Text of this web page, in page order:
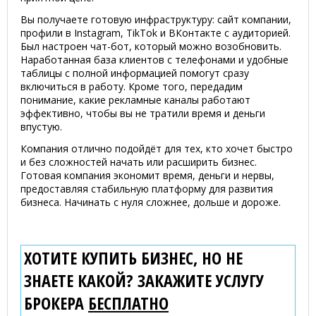
Вы получаете готовую инфраструктуру: сайт компании,
профили в Instagram, TikTok и ВКонтакте с аудиторией.
Был настроен чат-бот, который можно возобновить.
Наработанная база клиентов с телефонами и удобные
таблицы с полной информацией помогут сразу
включиться в работу. Кроме того, передадим
понимание, какие рекламные каналы работают
эффективно, чтобы вы не тратили время и деньги
впустую.
Компания отлично подойдёт для тех, кто хочет быстро
и без сложностей начать или расширить бизнес.
Готовая компания экономит время, деньги и нервы,
предоставляя стабильную платформу для развития
бизнеса. Начинать с нуля сложнее, дольше и дороже.
ХОТИТЕ КУПИТЬ БИЗНЕС, НО НЕ
ЗНАЕТЕ КАКОЙ? ЗАКАЖИТЕ УСЛУГУ
БРОКЕРА БЕСПЛАТНО